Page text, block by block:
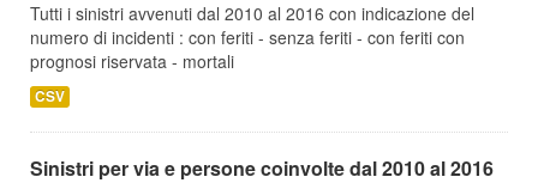
Tutti i sinistri avvenuti dal 2010 al 2016 con indicazione del
numero di incidenti : con feriti - senza feriti - con feriti con
prognosi riservata - mortali
CSV
Sinistri per via e persone coinvolte dal 2010 al 2016